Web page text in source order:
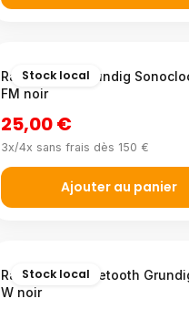
Stock local
Radio réveil Grundig
FM noir
25,00 €
3x/4x sans frais dès 150 €
Ajouter au panier
Stock local
Radio DAB+ Bluetooth
W noir